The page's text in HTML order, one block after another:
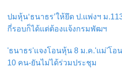
ปมหุ้น‘ธนาธร’ให้ยึด ป.แพ่งฯ ม
กี่รอบก็ได้แต่ต้องแจ้งกรมพัฒฯ
'ธนาธร'แจงโอนหุ้น 8 ม.ค.'แม่'โอ
10 คน-ยันไม่ได้ร่วมประชุม